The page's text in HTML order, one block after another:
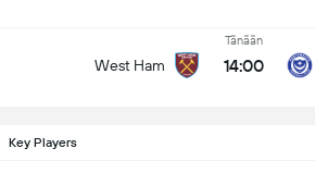
West Ham
Tänään
14:00
Key Players